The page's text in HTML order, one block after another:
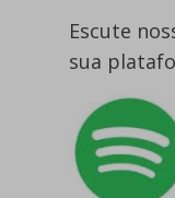
Escute
sua